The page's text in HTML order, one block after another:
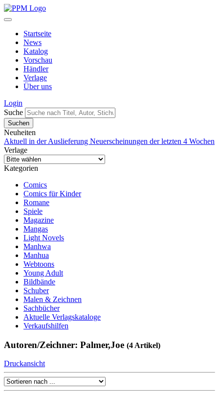
Startseite
News
Katalog
Vorschau
Händler
Verlage
Über uns
Login
Suche
Neuheiten
Aktuell in der Auslieferung Neuerscheinungen der letzten 4 Wochen
Verlage
Kategorien
Comics
Comics für Kinder
Romane
Spiele
Magazine
Mangas
Light Novels
Manhwa
Manhua
Webtoons
Young Adult
Bildbände
Schuber
Malen & Zeichnen
Sachbücher
Aktuelle Verlagskataloge
Verkaufshilfen
Autoren/Zeichner: Palmer,Joe (4 Artikel)
Druckansicht